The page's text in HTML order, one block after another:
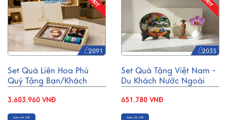
2091
Set Quà Liên Hoa Phú
Quý Tặng Bạn/Khách
Lót Ly & Cắm Bút
CBQT006
3.603.960 VNĐ
Xem chi tiết
2035
Set Quà Tặng Việt Nam -
Du Khách Nước Ngoài
651.780 VNĐ
Xem chi tiết